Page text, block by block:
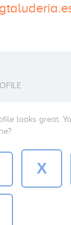
looks great.
X